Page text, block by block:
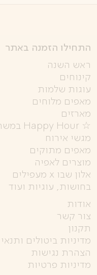
התחילו הזמנה באתר
ראש השנה
קינוחים
עוגות שלמות
מאפים מלוחים
מארזים
☆ Happy Hour במשרד
מגשי אירוח
מאפים מתוקים
מוצרים לאפיה
אלון שבו x מעפילים
בחושות, עוגיות ועוד
אודות
צור קשר
תקנון
מדיניות ביטולים
הצהרת נגישות
מדיניות פרטיות